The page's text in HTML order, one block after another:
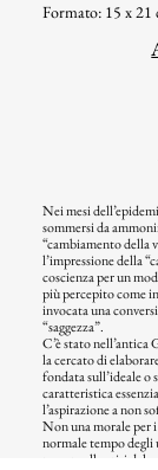
Formato: 15 x 21
Nei mesi
sommersi da
“cambiamento della
l’impressione della
coscienza per un
più percepito come
invocata una
“saggezza”.
C’è stato
la cercato di
fondata sull’ideale o
caratteristica
l’aspirazione a non
Non una morale per
normale tempo degli
reggere alla crisi del